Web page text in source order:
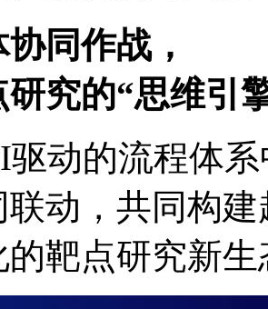
同作战，
究的“思维引
动的流程体系
联动，共同构
靶点研究新生态